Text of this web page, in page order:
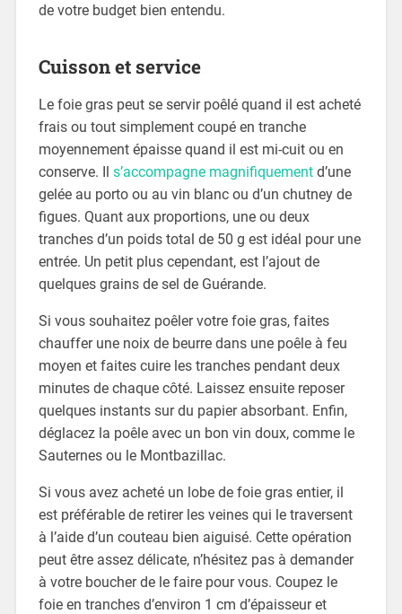
de votre budget bien entendu.
Cuisson et service
Le foie gras peut se servir poêlé quand il est acheté
frais ou tout simplement coupé en tranche
moyennement épaisse quand il est mi-cuit ou en
conserve. Il s’accompagne magnifiquementd’une
gelée au porto ou au vin blanc ou d’un chutney de
figues. Quant aux proportions, une ou deux
tranches d’un poids total de 50 g est idéal pour une
entrée. Un petit plus cependant, est l’ajout de
quelques grains de sel de Guérande.
Si vous souhaitez poêler votre foie gras, faites
chauffer une noix de beurre dans une poêle à feu
moyen et faites cuire les tranches pendant deux
minutes de chaque côté. Laissez ensuite reposer
quelques instants sur du papier absorbant. Enfin,
déglacez la poêle avec un bon vin doux, comme le
Sauternes ou le Montbazillac.
Si vous avez acheté un lobe de foie gras entier, il
est préférable de retirer les veines qui le traversent
à l’aide d’un couteau bien aiguisé. Cette opération
peut être assez délicate, n’hésitez pas à demander
à votre boucher de le faire pour vous. Coupez le
foie en tranches d’environ 1 cm d’épaisseur et